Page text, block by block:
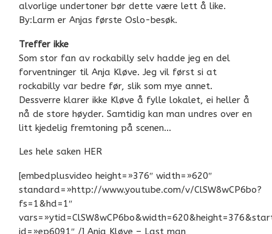
alvorlige undertoner bør dette være lett å like.
By:Larm er Anjas første Oslo-besøk.
Treffer ikke
Som stor fan av rockabilly selv hadde jeg en del
forventninger til Anja Kløve. Jeg vil først si at
rockabilly var bedre før, slik som mye annet.
Dessverre klarer ikke Kløve å fylle lokalet, ei heller å
nå de store høyder. Samtidig kan man undres over en
litt kjedelig fremtoning på scenen…
Les hele saken HER
[embedplusvideo height=»376″ width=»620″
standard=»http://www.youtube.com/v/ClSW8wCP6bo?
fs=1&hd=1″
id=»ep6091″ /] Anja Kløve – Last man